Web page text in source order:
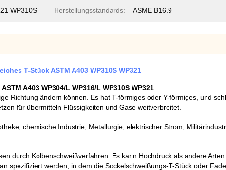
WP310S Herstellungsstandards: ASME B16.9
T-Stück ASTM A403 WP310S WP321
A403 WP304/L WP316/L WP310S WP321
Richtung ändern können. Es hat T-förmiges oder Y-förmiges, und
für übermitteln Flüssigkeiten und Gase weitverbreitet.
chemische Industrie, Metallurgie, elektrischer Strom,
durch Kolbenschweißverfahren. Es kann Hochdruck als andere
spezifiziert werden, in dem die Sockelschweißungs-T-Stück oder